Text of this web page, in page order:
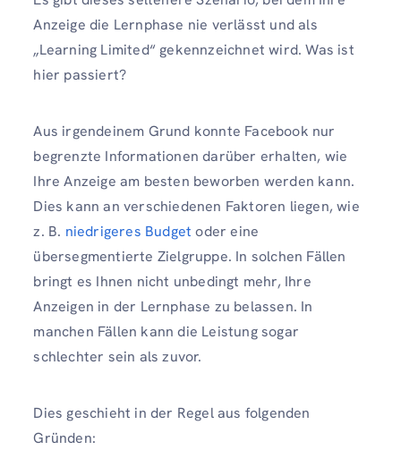
Anzeige die Lernphase nie verlässt und als
„Learning Limited“ gekennzeichnet wird. Was ist
hier passiert?
Aus irgendeinem Grund konnte Facebook nur
begrenzte Informationen darüber erhalten, wie
Ihre Anzeige am besten beworben werden kann.
Dies kann an verschiedenen Faktoren liegen, wie
z. B. niedrigeres Budget oder eine
übersegmentierte Zielgruppe. In solchen Fällen
bringt es Ihnen nicht unbedingt mehr, Ihre
Anzeigen in der Lernphase zu belassen. In
manchen Fällen kann die Leistung sogar
schlechter sein als zuvor.
Dies geschieht in der Regel aus folgenden
Gründen: